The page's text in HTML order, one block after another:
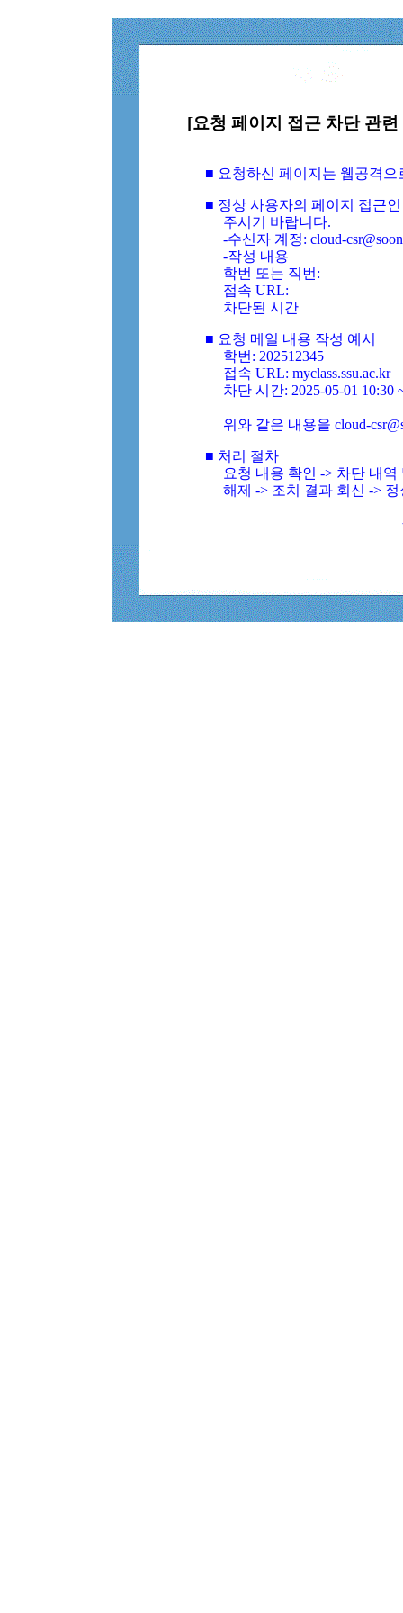
[요청 페이지 접근 차단 관
■ 요청하신 페이지는 웹공격
■ 정상 사용자의 페이지 접근
주시기 바랍니다.
-수신자 계정: cloud-
-작성 내용
학번 또는 직번:
접속 URL:
차단된 시간
■ 요청 메일 내용 작성 예시
학번: 202512345
접속 URL: myclass.ssu.ac.kr
차단 시간: 2025-05-01 10:30
위와 같은 내용을 cloud-
■ 처리 절차
요청 내용 확인 -> 차단 내
해제 -> 조치 결과 회신 ->